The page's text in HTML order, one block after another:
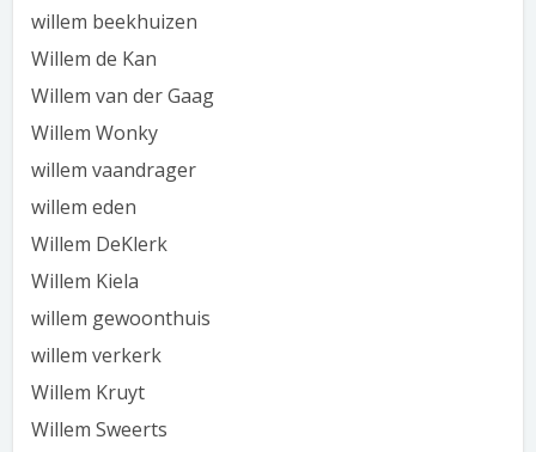
willem beekhuizen
Willem de Kan
Willem van der Gaag
Willem Wonky
willem vaandrager
willem eden
Willem DeKlerk
Willem Kiela
willem gewoonthuis
willem verkerk
Willem Kruyt
Willem Sweerts